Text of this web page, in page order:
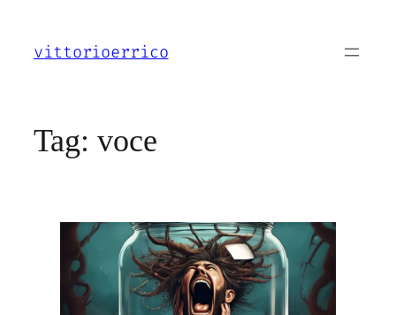
contenuto
vittorioerrico
Tag: voce